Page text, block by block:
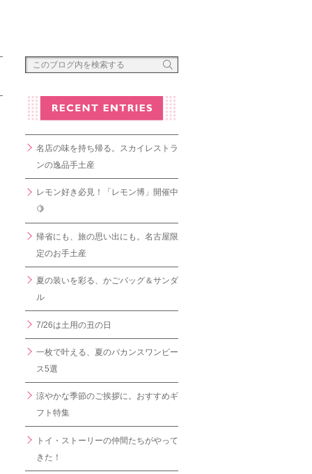
名店の味を持ち帰る。スカイレストラ
ンの逸品手土産
レモン好き必見！「レモン博」開催中
🍋
帰省にも、旅の思い出にも。名古屋限
定のお手土産
夏の装いを彩る、かごバッグ＆サンダ
ル
7/26は土用の丑の日
一枚で叶える、夏のバカンスワンピー
ス5選
涼やかな季節のご挨拶に。おすすめギ
フト特集
トイ・ストーリーの仲間たちがやって
きた！